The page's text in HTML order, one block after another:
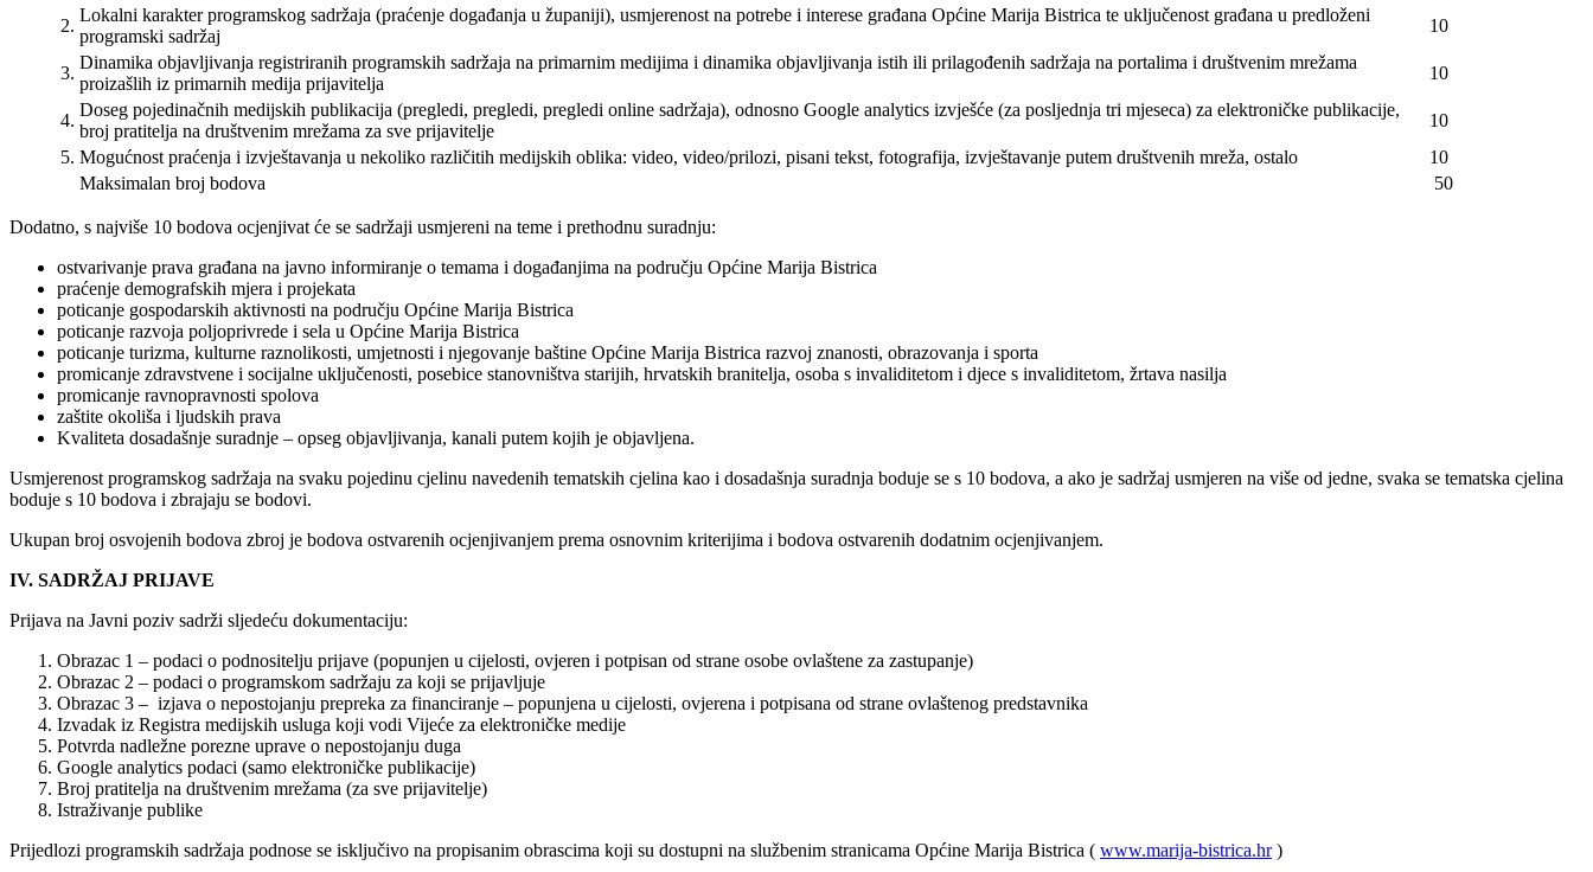
2.
Lokalni karakter programskog sadržaja (praćenje događanja u županiji), usmjerenost na potrebe i interese građana Općine Marija Bistrica te uključenost građana u predloženi
programski sadržaj
10
3.
Dinamika objavljivanja registriranih programskih sadržaja na primarnim medijima i dinamika objavljivanja istih ili prilagođenih sadržaja na portalima i društvenim mrežama
proizašlih iz primarnih medija prijavitelja
10
4.
Doseg pojedinačnih medijskih publikacija (pregledi, pregledi, pregledi online sadržaja), odnosno Google analytics izvješće (za posljednja tri mjeseca) za elektroničke publikacije,
broj pratitelja na društvenim mrežama za sve prijavitelje
10
5. Mogućnost praćenja i izvještavanja u nekoliko različitih medijskih oblika: video, video/prilozi, pisani tekst, fotografija, izvještavanje putem društvenih mreža, ostalo
10
Maksimalan broj bodova
50
Dodatno, s najviše 10 bodova ocjenjivat će se sadržaji usmjereni na teme i prethodnu suradnju:
ostvarivanje prava građana na javno informiranje o temama i događanjima na području Općine Marija Bistrica
praćenje demografskih mjera i projekata
poticanje gospodarskih aktivnosti na području Općine Marija Bistrica
poticanje razvoja poljoprivrede i sela u Općine Marija Bistrica
poticanje turizma, kulturne raznolikosti, umjetnosti i njegovanje baštine Općine Marija Bistrica razvoj znanosti, obrazovanja i sporta
promicanje zdravstvene i socijalne uključenosti, posebice stanovništva starijih, hrvatskih branitelja, osoba s invaliditetom i djece s invaliditetom, žrtava nasilja
promicanje ravnopravnosti spolova
zaštite okoliša i ljudskih prava
Kvaliteta dosadašnje suradnje – opseg objavljivanja, kanali putem kojih je objavljena.
Usmjerenost programskog sadržaja na svaku pojedinu cjelinu navedenih tematskih cjelina kao i dosadašnja suradnja boduje se s 10 bodova, a ako je sadržaj usmjeren na više od jedne, svaka se tematska cjelina
boduje s 10 bodova i zbrajaju se bodovi.
Ukupan broj osvojenih bodova zbroj je bodova ostvarenih ocjenjivanjem prema osnovnim kriterijima i bodova ostvarenih dodatnim ocjenjivanjem.
IV. SADRŽAJ PRIJAVE
Prijava na Javni poziv sadrži sljedeću dokumentaciju:
Obrazac 1 – podaci o podnositelju prijave (popunjen u cijelosti, ovjeren i potpisan od strane osobe ovlaštene za zastupanje)
Obrazac 2 – podaci o programskom sadržaju za koji se prijavljuje
Obrazac 3 – izjava o nepostojanju prepreka za financiranje – popunjena u cijelosti, ovjerena i potpisana od strane ovlaštenog predstavnika
Izvadak iz Registra medijskih usluga koji vodi Vijeće za elektroničke medije
Potvrda nadležne porezne uprave o nepostojanju duga
Google analytics podaci (samo elektroničke publikacije)
Broj pratitelja na društvenim mrežama (za sve prijavitelje)
Istraživanje publike
Prijedlozi programskih sadržaja podnose se isključivo na propisanim obrascima koji su dostupni na službenim stranicama Općine Marija Bistrica ( www.marija-bistrica.hr)